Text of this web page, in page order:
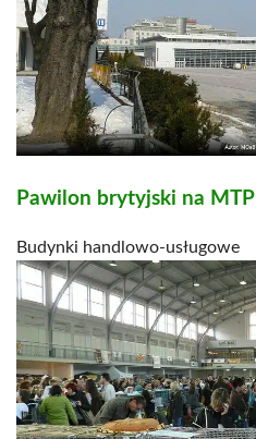
Pawilon brytyjski na MTP
Budynki handlowo-usługowe